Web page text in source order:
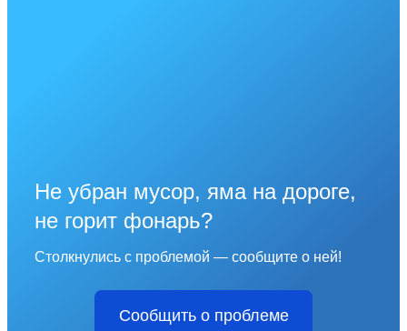
Не убран мусор, яма на дороге,
не горит фонарь?
Столкнулись с проблемой — сообщите о ней!
Сообщить о проблеме